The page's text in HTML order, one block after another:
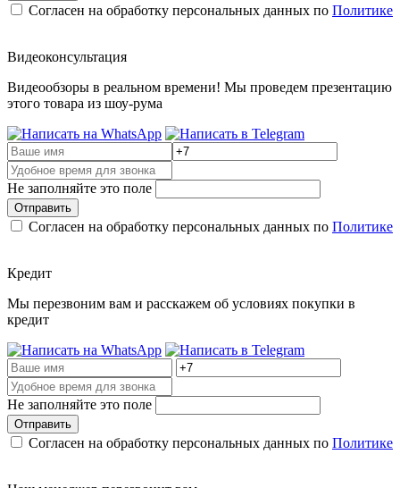
Согласен на обработку персональных данных по Политике
Видеоконсультация
Видеообзоры в реальном времени! Мы проведем презентацию
этого товара из шоу-рума
Не заполняйте это поле
Отправить
Согласен на обработку персональных данных по Политике
Кредит
Мы перезвоним вам и расскажем об условиях покупки в
кредит
Не заполняйте это поле
Отправить
Согласен на обработку персональных данных по Политике